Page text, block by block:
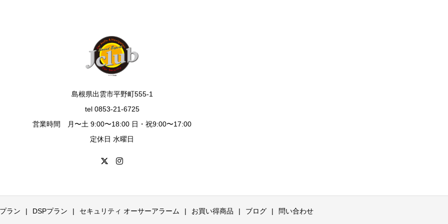
島根県出雲市平野町555-1
tel 0853-21-6725
営業時間 月〜土 9:00〜18:00 日・祝9:00〜17:00
定休日 水曜日
ラン DSPプラン セキュリティ オーサーアラーム お買い得商品 ブログ 問い合わせ